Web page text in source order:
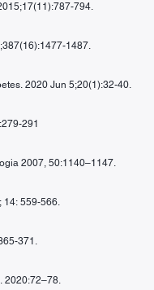
794.
1487.
2020 Jun 5;20(1):32-40.
291
2007, 50:1140–1147.
14: 559-566.
371.
2020:72–78.